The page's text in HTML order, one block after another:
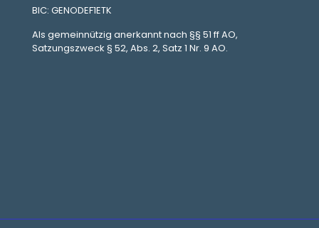
BIC: GENODEF1ETK
Als gemeinnützig anerkannt nach §§ 51 ff AO,
Satzungszweck § 52, Abs. 2, Satz 1 Nr. 9 AO.